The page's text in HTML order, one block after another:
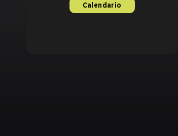
Calendario